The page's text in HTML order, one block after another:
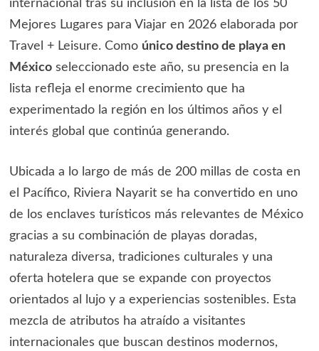
internacional tras su inclusión en la lista de los 50
Mejores Lugares para Viajar en 2026 elaborada por
Travel + Leisure. Como único destino de playa en
Méxicoseleccionado este año, su presencia en la
lista refleja el enorme crecimiento que ha
experimentado la región en los últimos años y el
interés global que continúa generando.
Ubicada a lo largo de más de 200 millas de costa en
el Pacífico, Riviera Nayarit se ha convertido en uno
de los enclaves turísticos más relevantes de México
gracias a su combinación de playas doradas,
naturaleza diversa, tradiciones culturales y una
oferta hotelera que se expande con proyectos
orientados al lujo y a experiencias sostenibles. Esta
mezcla de atributos ha atraído a visitantes
internacionales que buscan destinos modernos,